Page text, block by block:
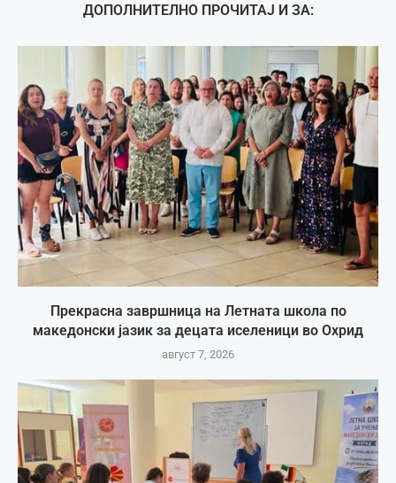
ДОПОЛНИТЕЛНО ПРОЧИТАЈ И ЗА:
Прекрасна завршница на Летната школа по
македонски јазик за децата иселеници во Охрид
август 7, 2026